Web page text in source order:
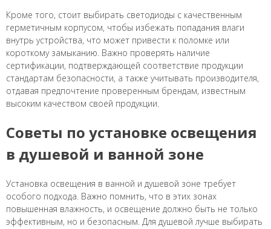
Кроме того, стоит выбирать светодиоды с качественным
герметичным корпусом, чтобы избежать попадания влаги
внутрь устройства, что может привести к поломке или
короткому замыканию. Важно проверять наличие
сертификации, подтверждающей соответствие продукции
стандартам безопасности, а также учитывать производителя,
отдавая предпочтение проверенным брендам, известным
высоким качеством своей продукции.
Советы по установке освещения
в душевой и ванной зоне
Установка освещения в ванной и душевой зоне требует
особого подхода. Важно помнить, что в этих зонах
повышенная влажность, и освещение должно быть не только
эффективным, но и безопасным. Для душевой лучше выбирать